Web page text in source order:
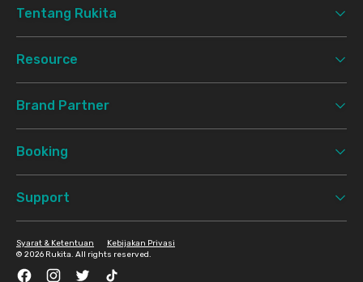
Tentang Rukita
Resource
Brand Partner
Booking
Support
© 2026 Rukita. All rights reserved.
Syarat & Ketentuan Kebijakan Privasi
FacebookInstagramTwitter TikTok